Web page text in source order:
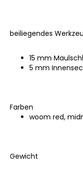
beiliegendes
15 mm
5 mm
Farben
woom red,
Gewicht